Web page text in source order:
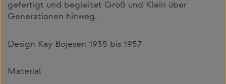
gefertigt und begleitet Groß und Klein über
Generationen hinweg.
Design Kay Bojesen 1935 bis 1957
Material